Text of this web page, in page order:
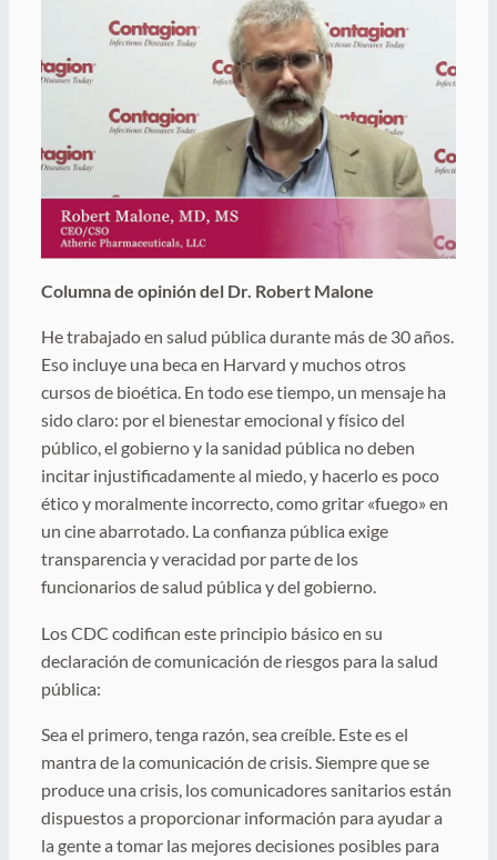
Columna de opinión del Dr. Robert Malone
He trabajado en salud pública durante más de 30 años.
Eso incluye una beca en Harvard y muchos otros
cursos de bioética. En todo ese tiempo, un mensaje ha
sido claro: por el bienestar emocional y físico del
público, el gobierno y la sanidad pública no deben
incitar injustificadamente al miedo, y hacerlo es poco
ético y moralmente incorrecto, como gritar «fuego» en
un cine abarrotado. La confianza pública exige
transparencia y veracidad por parte de los
funcionarios de salud pública y del gobierno.
Los CDC codifican este principio básico en su
declaración de comunicación de riesgos para la salud
pública:
Sea el primero, tenga razón, sea creíble. Este es el
mantra de la comunicación de crisis. Siempre que se
produce una crisis, los comunicadores sanitarios están
dispuestos a proporcionar información para ayudar a
la gente a tomar las mejores decisiones posibles para